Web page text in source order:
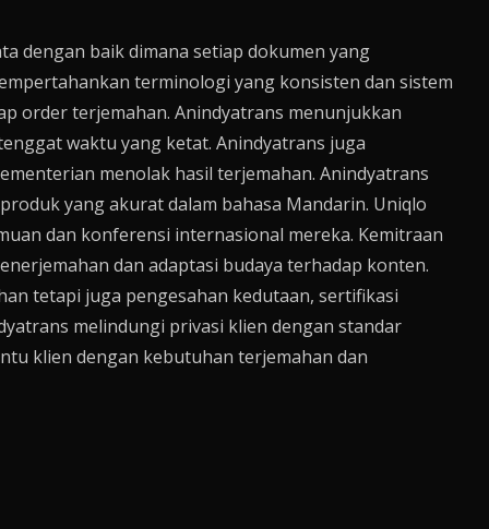
dengan baik dimana setiap dokumen yang
terminologi yang konsisten dan sistem
order terjemahan. Anindyatrans menunjukkan
waktu yang ketat. Anindyatrans juga
menolak hasil terjemahan. Anindyatrans
yang akurat dalam bahasa Mandarin. Uniqlo
dan konferensi internasional mereka. Kemitraan
dan adaptasi budaya terhadap konten.
tetapi juga pengesahan kedutaan, sertifikasi
melindungi privasi klien dengan standar
klien dengan kebutuhan terjemahan dan